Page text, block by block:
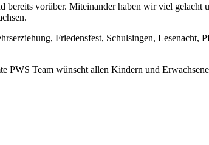
bereits vorüber. Miteinander haben wir viel
Friedensfest, Schulsingen, Lesenacht,
PWS Team wünscht allen Kindern und